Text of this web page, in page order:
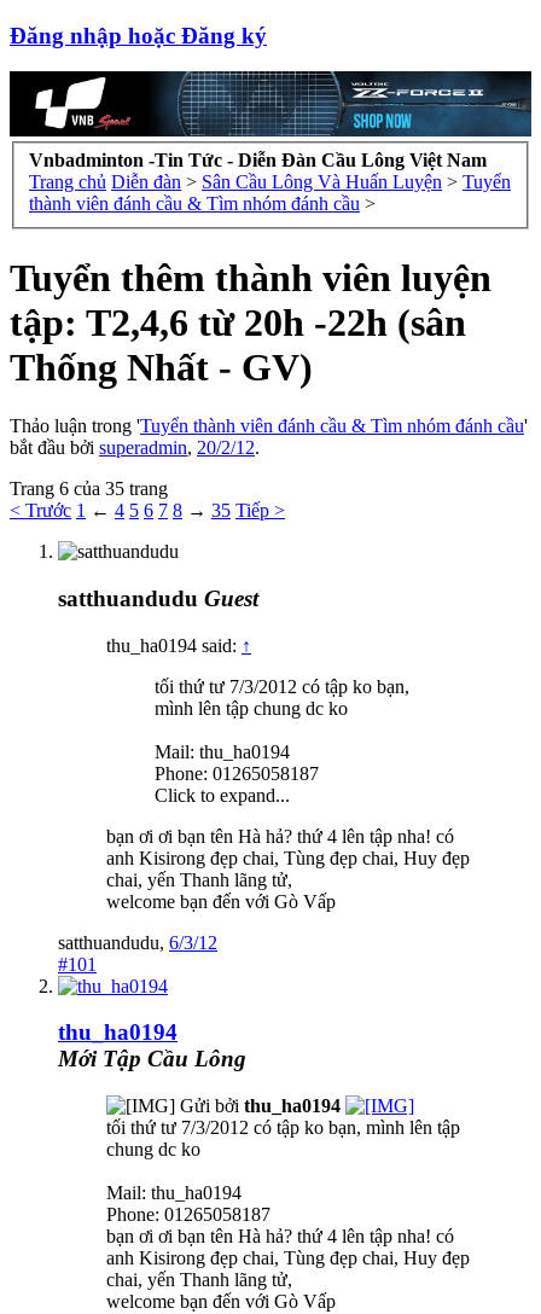
Đăng nhập hoặc Đăng ký
Vnbadminton -Tin Tức - Diễn Đàn Cầu Lông Việt Nam
Trang chủ Diễn đàn > Sân Cầu Lông Và Huấn Luyện > Tuyển
thành viên đánh cầu & Tìm nhóm đánh cầu >
Tuyển thêm thành viên luyện
tập: T2,4,6 từ 20h -22h (sân
Thống Nhất - GV)
Thảo luận trong 'Tuyển thành viên đánh cầu & Tìm nhóm đánh cầu'
bắt đầu bởi superadmin, 20/2/12.
Trang 6 của 35 trang
< Trước 1 ← 4 5 6 7 8 → 35 Tiếp >
satthuandudu Guest
thu_ha0194 said: ↑
tối thứ tư 7/3/2012 có tập ko bạn,
mình lên tập chung dc ko
Mail: thu_ha0194
Phone: 01265058187
Click to expand...
bạn ơi ơi bạn tên Hà hả? thứ 4 lên tập nha! có
anh Kisirong đẹp chai, Tùng đẹp chai, Huy đẹp
chai, yến Thanh lãng tử,
welcome bạn đến với Gò Vấp
satthuandudu, 6/3/12
#101
thu_ha0194
Mới Tập Cầu Lông
Gửi bởi thu_ha0194
tối thứ tư 7/3/2012 có tập ko bạn, mình lên tập
chung dc ko
Mail: thu_ha0194
Phone: 01265058187
bạn ơi ơi bạn tên Hà hả? thứ 4 lên tập nha! có
anh Kisirong đẹp chai, Tùng đẹp chai, Huy đẹp
chai, yến Thanh lãng tử,
welcome bạn đến với Gò Vấp